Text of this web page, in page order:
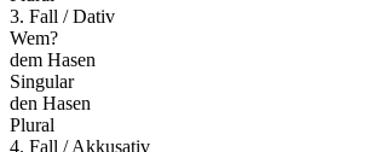
3. Fall / Dativ
Wem?
dem Hasen
Singular
den Hasen
Plural
4. Fall / Akkusativ